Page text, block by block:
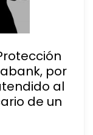
por
al
de un